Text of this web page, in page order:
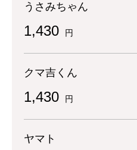
うさみちゃん
1,430 円
クマ吉くん
1,430 円
ヤマト